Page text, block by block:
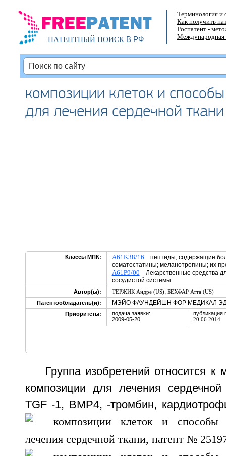
ПАТЕНТНЫЙ ПОИСКВ РФ
Терминология и
Как получить
Роспатент -
Международная
композиции клеток и
для лечения сердечной ткани
Классы МПК: A61K38/16 пептиды, содержащие
соматостатины; меланотропины; их
A61P9/00 Лекарственные средства
сосудистой системы
Автор(ы): ТЕРЖИК Андре (US), БЕХФАР Атта (US)
Патентообладатель(и):
МЭЙО ФАУНДЕЙШН ФОР МЕДИКАЛ
Приоритеты:
подача заявки:
2009-05-20
публикация
20.06.2014
Группа изобретений относится к
композиции для лечения
TGF-1, ВМР4, -тромбин,